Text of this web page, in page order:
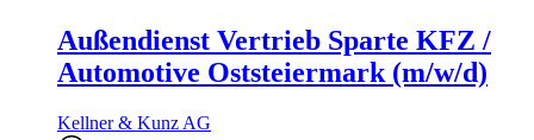
Außendienst Vertrieb Sparte KFZ /
Automotive Oststeiermark (m/w/d)
Kellner & Kunz AG